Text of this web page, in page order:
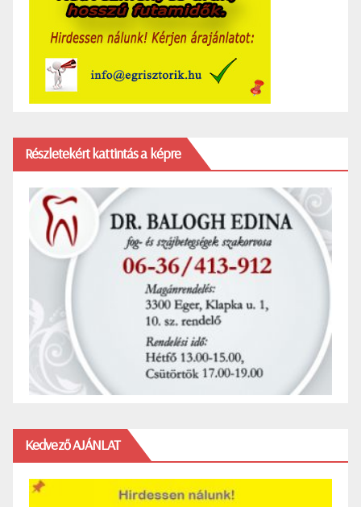
Részletekért kattintás a képre
Kedvező AJÁNLAT